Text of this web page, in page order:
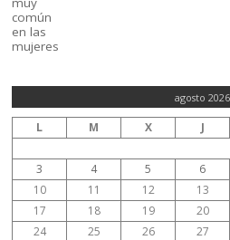
agosto 2026
L M X J
3
4 5 6
10
11 12 13
17
18 19 20
24
25 26 27